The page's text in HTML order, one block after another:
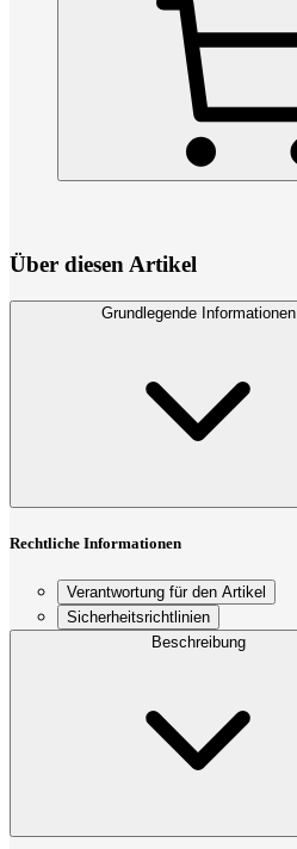
Über diesen Artikel
Grundlegende Informationen
Rechtliche Informationen
Verantwortung für den Artikel
Sicherheitsrichtlinien
Beschreibung